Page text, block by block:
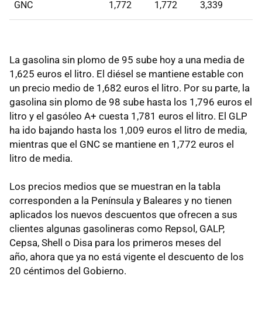
GNC 1,772 1,772 3,339
La gasolina sin plomo de 95 sube hoy a una media de
1,625 euros el litro. El diésel se mantiene estable con
un precio medio de 1,682 euros el litro. Por su parte, la
gasolina sin plomo de 98 sube hasta los 1,796 euros el
litro y el gasóleo A+ cuesta 1,781 euros el litro. El GLP
ha ido bajando hasta los 1,009 euros el litro de media,
mientras que el GNC se mantiene en 1,772 euros el
litro de media.
Los precios medios que se muestran en la tabla
corresponden a la Península y Baleares y no tienen
aplicados los nuevos descuentos que ofrecen a sus
clientes algunas gasolineras como Repsol, GALP,
Cepsa, Shell o Disa para los primeros meses del
año, ahora que ya no está vigente el descuento de los
20 céntimos del Gobierno.